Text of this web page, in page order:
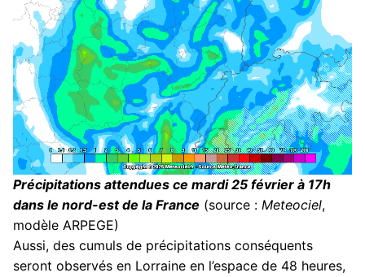
Précipitations attendues ce mardi 25 février à 17h
dans le nord-est de la France (source : Meteociel,
modèle ARPEGE)
Aussi, des cumuls de précipitations conséquents
seront observés en Lorraine en l’espace de 48 heures,